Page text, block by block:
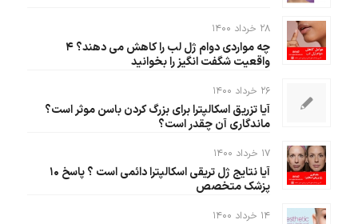
۲۸ خرداد ۱۴۰۰
چه مواردی دوام ژل لب را کاهش می دهند؟ ۴
واقعیت شگفت انگیز را بخوانید
۲۶ خرداد ۱۴۰۰
آیا تزریق اسکالپترا برای بزرگ کردن باسن موثر است؟
ماندگاری آن چقدر است؟
۱۷ خرداد ۱۴۰۰
آیا نتایج ژل تریقی اسکالپترا دائمی است ؟ پاسخ ۱۰
پزشک متخصص
۱۴ خرداد ۱۴۰۰